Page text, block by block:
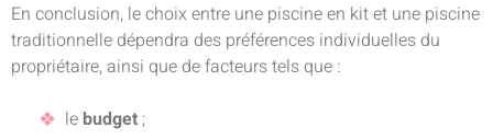
En conclusion, le choix entre une piscine en kit et une piscine
traditionnelle dépendra des préférences individuelles du
propriétaire, ainsi que de facteurs tels que :
le budget;